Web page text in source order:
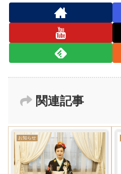
関連記事
お知らせ